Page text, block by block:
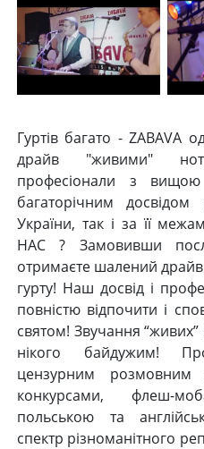
Гуртів багато - ZABAVA
драйв "живими"
професіонали з
багаторічним
України, так і за її
НАС ? Замовивши
отримаєте шалений драйв
гурту! Наш досвід і
повністю відпочити і
святом! Звучання
нікого байдужим!
цензурним
конкурсами, флеш-
польською та
спектр різноманітного